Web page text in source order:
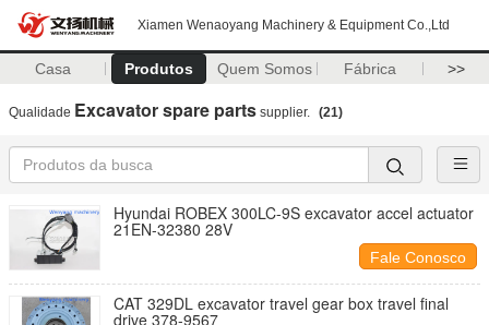
Xiamen Wenaoyang Machinery & Equipment Co.,Ltd
Casa Produtos Quem Somos Fábrica >>
Qualidade Excavator spare parts supplier. (21)
Hyundai ROBEX 300LC-9S excavator accel actuator
21EN-32380 28V
Fale Conosco
CAT 329DL excavator travel gear box travel final
drive 378-9567